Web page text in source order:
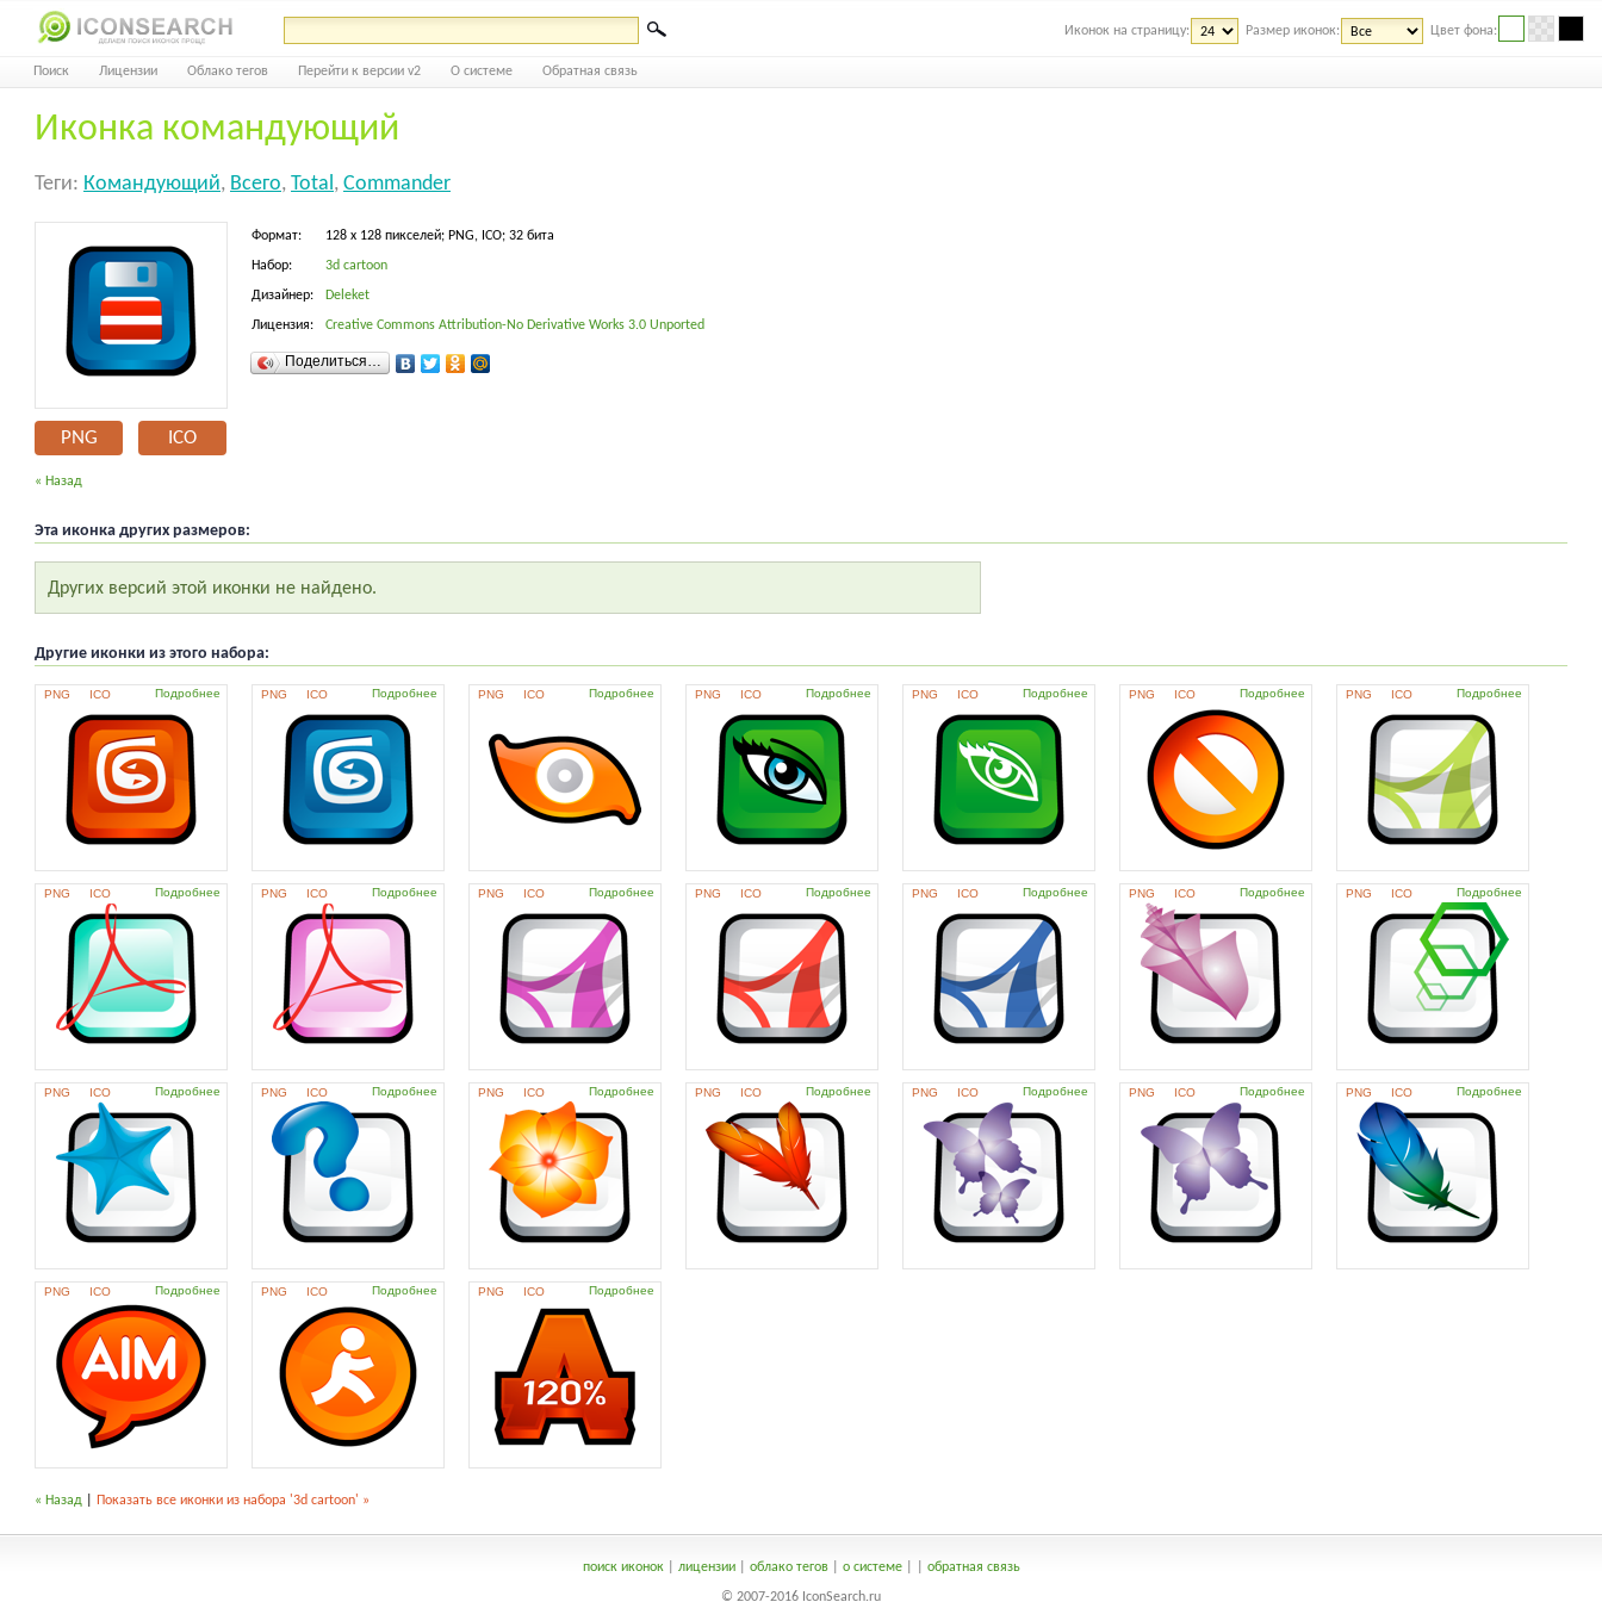
Иконок на страницу: Размер иконок: Цвет фона:
Поиск Лицензии Облако тегов Перейти к версии v2 О системе Обратная связь
Иконка командующий
Теги: Командующий, Всего, Total, Commander
PNG ICO
Формат: 128 x 128 пикселей; PNG, ICO; 32 бита
Набор: 3d cartoon
Дизайнер: Deleket
Лицензия: Creative Commons Attribution-No Derivative Works 3.0 Unported
Поделиться…
« Назад
Эта иконка других размеров:
Других версий этой иконки не найдено.
Другие иконки из этого набора:
PNG ICO Подробнее PNG ICO Подробнее PNG ICO Подробнее PNG ICO Подробнее PNG ICO Подробнее PNG ICO Подробнее PNG ICO Подробнее
PNG ICO Подробнее PNG ICO Подробнее PNG ICO Подробнее PNG ICO Подробнее PNG ICO Подробнее PNG ICO Подробнее PNG ICO Подробнее
PNG ICO Подробнее PNG ICO Подробнее PNG ICO Подробнее PNG ICO Подробнее PNG ICO Подробнее PNG ICO Подробнее PNG ICO Подробнее
PNG ICO Подробнее PNG ICO Подробнее PNG ICO Подробнее
« Назад Показать все иконки из набора '3d cartoon' »
поиск иконок| лицензии| облако тегов| о системе| обратная связь
© 2007-2016 IconSearch.ru